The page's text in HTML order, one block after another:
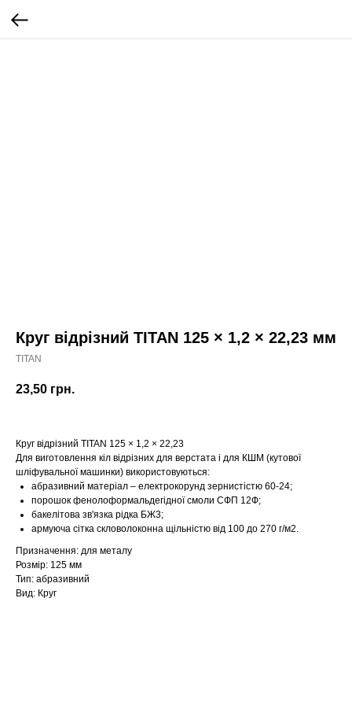
Круг відрізний TITAN 125 × 1,2 × 22,23 мм
TITAN
23,50 грн.
Круг відрізний TITAN 125 × 1,2 × 22,23
Для виготовлення кіл відрізних для верстата і для КШМ (кутової
шліфувальної машинки) використовуються:
абразивний матеріал – електрокорунд зернистістю 60-24;
порошок фенолоформальдегідної смоли СФП 12Ф;
бакелітова зв'язка рідка БЖ3;
армуюча сітка скловолоконна щільністю від 100 до 270 г/м2.
Призначення: для металу
Розмір: 125 мм
Тип: абразивний
Вид: Круг